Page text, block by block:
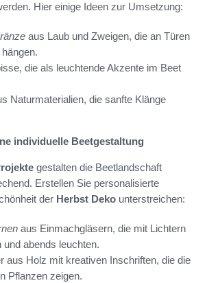
Hier einige Ideen zur Umsetzung:
aus Laub und Zweigen, die an Türen
die als leuchtende Akzente im Beet
Naturmaterialien, die sanfte Klänge
individuelle Beetgestaltung
gestalten die Beetlandschaft
Erstellen Sie personalisierte
der Herbst Deko unterstreichen:
aus Einmachgläsern, die mit Lichtern
und abends leuchten.
aus Holz mit kreativen Inschriften, die die
Pflanzen zeigen.